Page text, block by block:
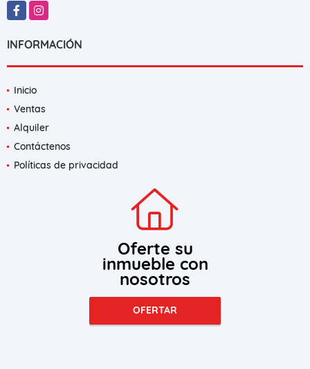
FacebookInstagram
INFORMACIÓN
Inicio
Ventas
Alquiler
Contáctenos
Políticas de privacidad
Oferte su
inmueble con
nosotros
OFERTAR